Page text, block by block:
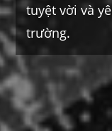
tuyệt vời và
trường.